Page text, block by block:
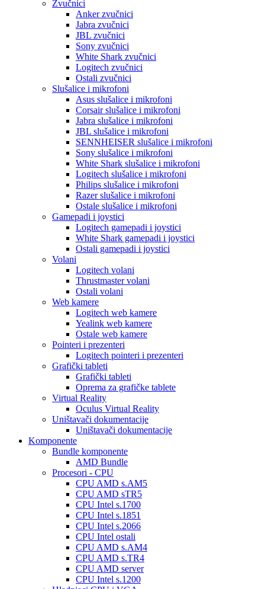
Zvučnici
Anker zvučnici
Jabra zvučnici
JBL zvučnici
Sony zvučnici
White Shark zvučnici
Logitech zvučnici
Ostali zvučnici
Slušalice i mikrofoni
Asus slušalice i mikrofoni
Corsair slušalice i mikrofoni
Jabra slušalice i mikrofoni
JBL slušalice i mikrofoni
SENNHEISER slušalice i mikrofoni
Sony slušalice i mikrofoni
White Shark slušalice i mikrofoni
Logitech slušalice i mikrofoni
Philips slušalice i mikrofoni
Razer slušalice i mikrofoni
Ostale slušalice i mikrofoni
Gamepadi i joystici
Logitech gamepadi i joystici
White Shark gamepadi i joystici
Ostali gamepadi i joystici
Volani
Logitech volani
Thrustmaster volani
Ostali volani
Web kamere
Logitech web kamere
Yealink web kamere
Ostale web kamere
Pointeri i prezenteri
Logitech pointeri i prezenteri
Grafički tableti
Grafički tableti
Oprema za grafičke tablete
Virtual Reality
Oculus Virtual Reality
Uništavači dokumentacije
Uništavači dokumentacije
Komponente
Bundle komponente
AMD Bundle
Procesori - CPU
CPU AMD s.AM5
CPU AMD sTR5
CPU Intel s.1700
CPU Intel s.1851
CPU Intel s.2066
CPU Intel ostali
CPU AMD s.AM4
CPU AMD s.TR4
CPU AMD server
CPU Intel s.1200